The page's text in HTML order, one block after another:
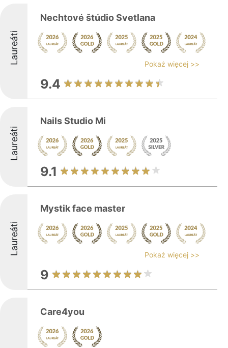
Laureáti
Nechtové štúdio Svetlana
Pokaż więcej >>
9.4
Laureáti
Nails Studio Mi
9.1
Laureáti
Mystik face master
Pokaż więcej >>
9
Care4you